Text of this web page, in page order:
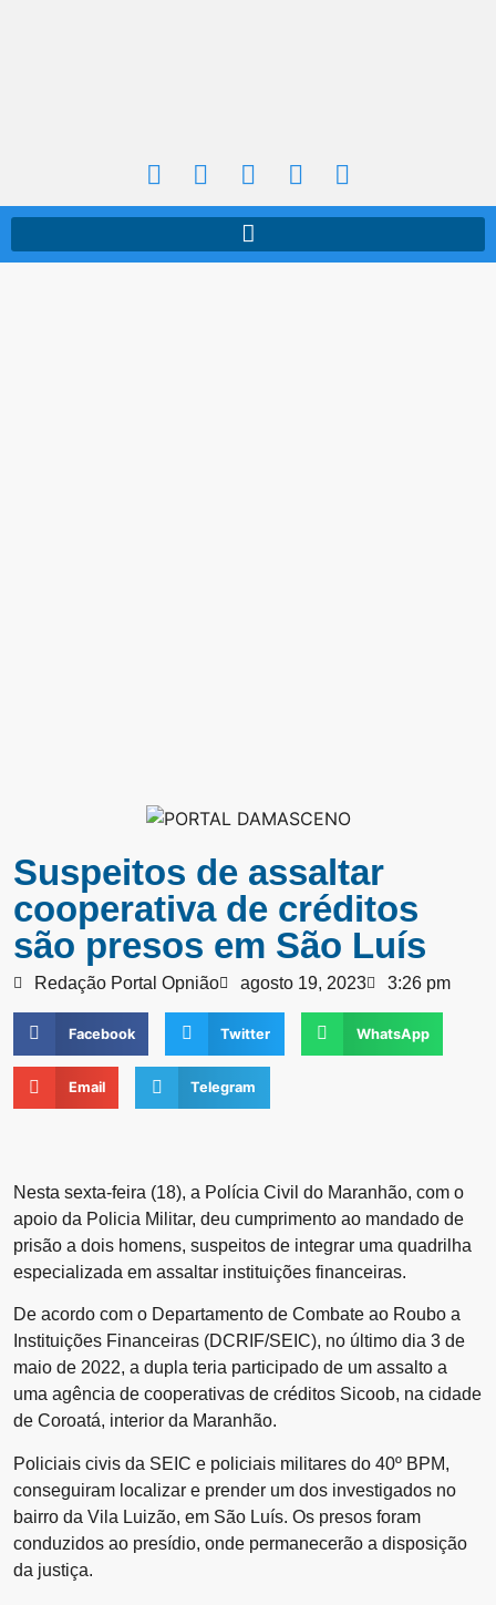
Suspeitos de assaltar
cooperativa de créditos
são presos em São Luís
Redação Portal Opnião agosto 19, 2023 3:26 pm
Facebook Twitter WhatsApp
Email Telegram
Nesta sexta-feira (18), a Polícia Civil do Maranhão, com o
apoio da Policia Militar, deu cumprimento ao mandado de
prisão a dois homens, suspeitos de integrar uma quadrilha
especializada em assaltar instituições financeiras.
De acordo com o Departamento de Combate ao Roubo a
Instituições Financeiras (DCRIF/SEIC), no último dia 3 de
maio de 2022, a dupla teria participado de um assalto a
uma agência de cooperativas de créditos Sicoob, na cidade
de Coroatá, interior da Maranhão.
Policiais civis da SEIC e policiais militares do 40º BPM,
conseguiram localizar e prender um dos investigados no
bairro da Vila Luizão, em São Luís. Os presos foram
conduzidos ao presídio, onde permanecerão a disposição
da justiça.